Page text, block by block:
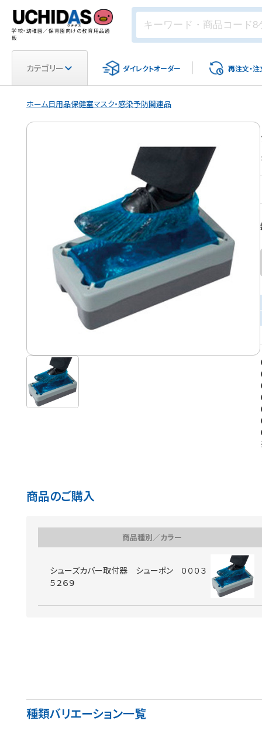
学校・幼稚園／保育園向けの教育用品通
販
カテゴリー ダイレクトオーダー 再注文・注
ホーム日用品保健室マスク・感染予防関連品
商品のご購入
商品種別／カラー
シューズカバー取付器 シューポン ０００３
５２６９
種類バリエーション一覧